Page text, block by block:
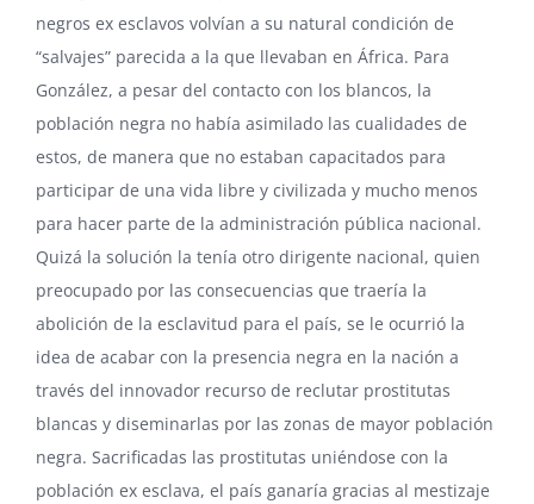
negros ex esclavos volvían a su natural condición de
“salvajes” parecida a la que llevaban en África. Para
González, a pesar del contacto con los blancos, la
población negra no había asimilado las cualidades de
estos, de manera que no estaban capacitados para
participar de una vida libre y civilizada y mucho menos
para hacer parte de la administración pública nacional.
Quizá la solución la tenía otro dirigente nacional, quien
preocupado por las consecuencias que traería la
abolición de la esclavitud para el país, se le ocurrió la
idea de acabar con la presencia negra en la nación a
través del innovador recurso de reclutar prostitutas
blancas y diseminarlas por las zonas de mayor población
negra. Sacrificadas las prostitutas uniéndose con la
población ex esclava, el país ganaría gracias al mestizaje